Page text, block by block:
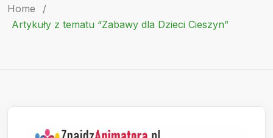
Artykuły
Home
/
Artykuły z tematu “Zabawy dla Dzieci Cieszyn”